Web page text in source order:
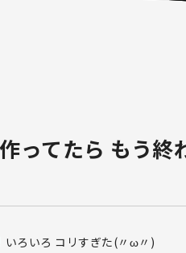
ってたら もう終
いろいろ コリすぎた(〃ω〃)